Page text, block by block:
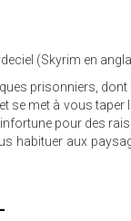
(Skyrim en
prisonniers,
se met à vous
pour des
habituer aux